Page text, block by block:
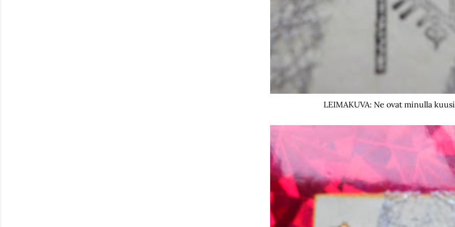
LEIMAKUVA: Ne ovat minulla